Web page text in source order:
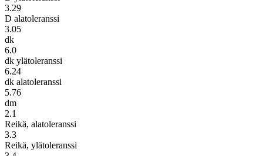
3.29
D alatoleranssi
3.05
dk
6.0
dk ylätoleranssi
6.24
dk alatoleranssi
5.76
dm
2.1
Reikä, alatoleranssi
3.3
Reikä, ylätoleranssi